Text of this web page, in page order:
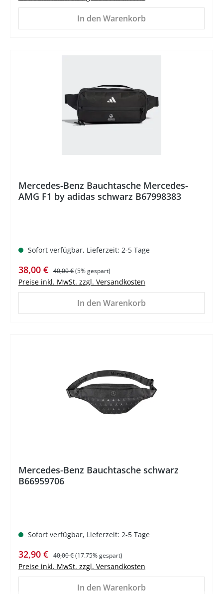
In den Warenkorb
Mercedes-Benz Bauchtasche Mercedes-
AMG F1 by adidas schwarz B67998383
Sofort verfügbar, Lieferzeit: 2-5 Tage
Verkaufspreis:
38,00 € Regulärer Preis:
40,00 €(5% gespart)
Preise inkl. MwSt. zzgl. Versandkosten
In den Warenkorb
Mercedes-Benz Bauchtasche schwarz
B66959706
Sofort verfügbar, Lieferzeit: 2-5 Tage
Verkaufspreis:
32,90 € Regulärer Preis:
40,00 €(17.75% gespart)
Preise inkl. MwSt. zzgl. Versandkosten
In den Warenkorb